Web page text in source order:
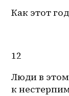
Как этот
12
Люди в
к